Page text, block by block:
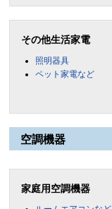
その他生活家電
照明器具
ペット家電など
空調機器
家庭用空調機器